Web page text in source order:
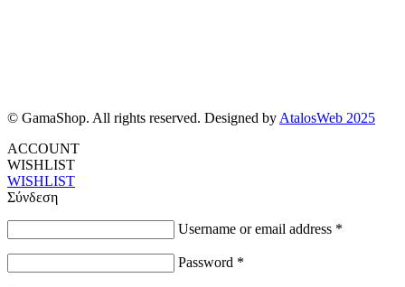
© GamaShop. All rights reserved. Designed by AtalosWeb 2025
ACCOUNT
WISHLIST
WISHLIST
Σύνδεση
Username or email address *
Password *